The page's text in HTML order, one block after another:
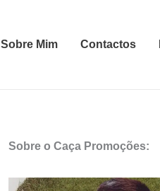
Sobre Mim Contactos
Sobre o Caça Promoções: